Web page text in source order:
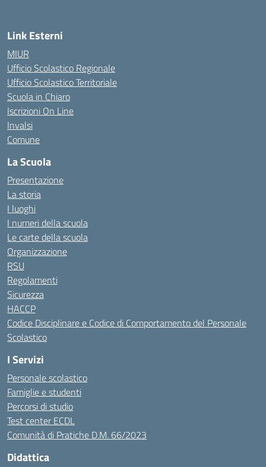
Link Esterni
MIUR
Ufficio Scolastico Regionale
Ufficio Scolastico Territoriale
Scuola in Chiaro
Iscrizioni On Line
Invalsi
Comune
La Scuola
Presentazione
La storia
I luoghi
I numeri della scuola
Le carte della scuola
Organizzazione
RSU
Regolamenti
Sicurezza
HACCP
Codice Disciplinare e Codice di Comportamento del Personale
Scolastico
I Servizi
Personale scolastico
Famiglie e studenti
Percorsi di studio
Test center ECDL
Comunità di Pratiche D.M. 66/2023
Didattica